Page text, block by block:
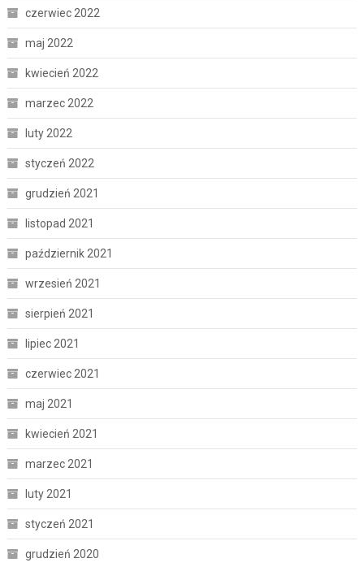
czerwiec 2022
maj 2022
kwiecień 2022
marzec 2022
luty 2022
styczeń 2022
grudzień 2021
listopad 2021
październik 2021
wrzesień 2021
sierpień 2021
lipiec 2021
czerwiec 2021
maj 2021
kwiecień 2021
marzec 2021
luty 2021
styczeń 2021
grudzień 2020